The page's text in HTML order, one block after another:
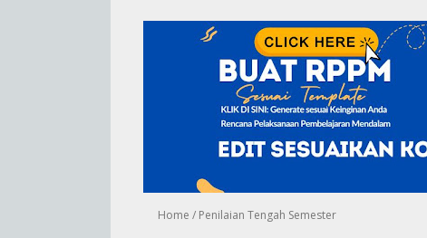
Home / Penilaian Tengah Semester